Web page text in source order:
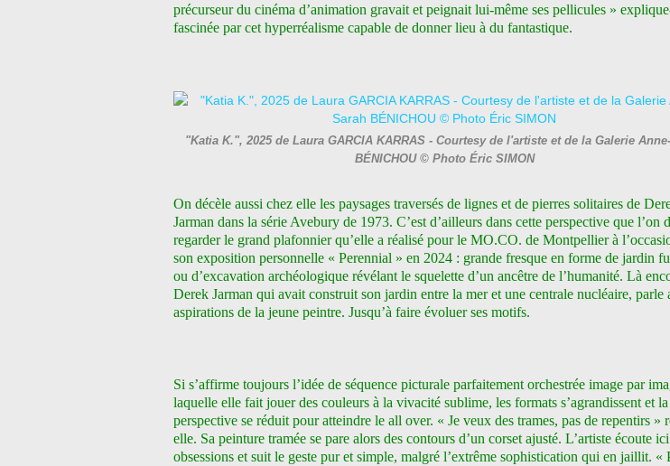
précurseur du cinéma d’animation gravait et peignait lui-même ses pellicules »
fascinée par cet hyperréalisme capable de donner lieu à du fantastique.
"Katia K.", 2025 de Laura GARCIA KARRAS - Courtesy de l'artiste et de la Galerie
BÉNICHOU © Photo Éric SIMON
On décèle aussi chez elle les paysages traversés de lignes et de pierres solitaires de
Jarman dans la série Avebury de 1973. C’est d’ailleurs dans cette perspective que l’on
regarder le grand plafonnier qu’elle a réalisé pour le MO.CO. de Montpellier à
son exposition personnelle « Perennial » en 2024 : grande fresque en forme de jardin
ou d’excavation archéologique révélant le squelette d’un ancêtre de l’humanité. Là
Derek Jarman qui avait construit son jardin entre la mer et une centrale nucléaire, parle
aspirations de la jeune peintre. Jusqu’à faire évoluer ses motifs.
Si s’affirme toujours l’idée de séquence picturale parfaitement orchestrée image par
laquelle elle fait jouer des couleurs à la vivacité sublime, les formats s’agrandissent et la
perspective se réduit pour atteindre le all over. « Je veux des trames, pas de repentirs »
elle. Sa peinture tramée se pare alors des contours d’un corset ajusté. L’artiste écoute ici
obsessions et suit le geste pur et simple, malgré l’extrême sophistication qui en jaillit. «